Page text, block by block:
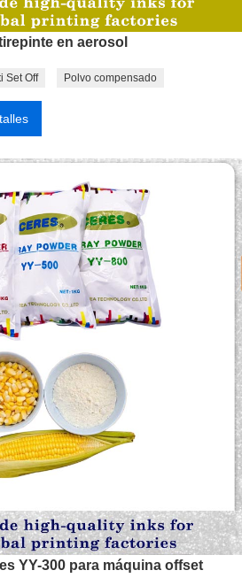
en aerosol
Set Off Polvo compensado
YY-300 para máquina offset